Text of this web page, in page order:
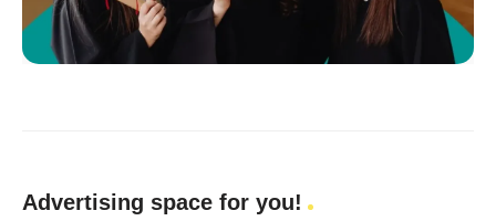
Advertising space for you!